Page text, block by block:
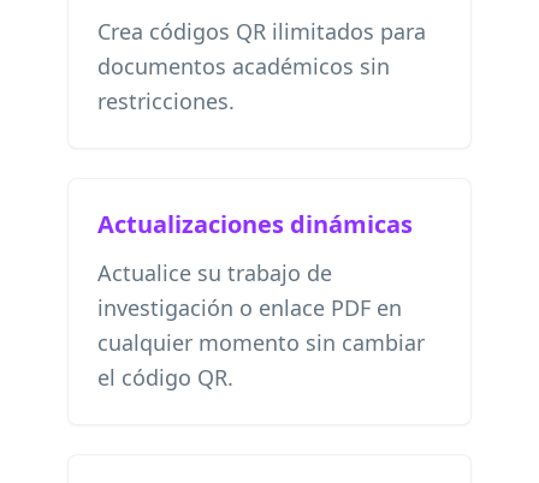
Crea códigos QR ilimitados para
documentos académicos sin
restricciones.
Actualizaciones dinámicas
Actualice su trabajo de
investigación o enlace PDF en
cualquier momento sin cambiar
el código QR.